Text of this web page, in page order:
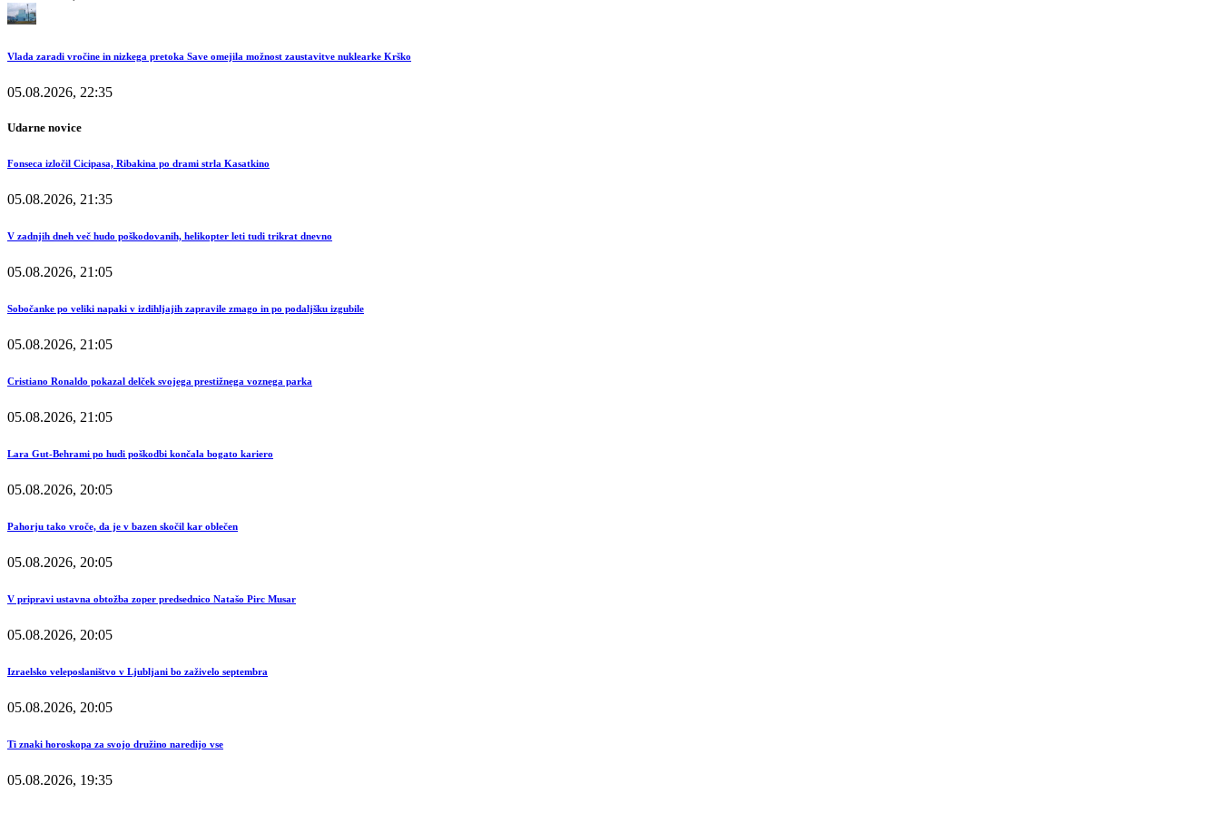
Vlada zaradi vročine in nizkega pretoka Save omejila možnost zaustavitve nuklearke Krško
05.08.2026, 22:35
Udarne novice
Fonseca izločil Cicipasa, Ribakina po drami strla Kasatkino
05.08.2026, 21:35
V zadnjih dneh več hudo poškodovanih, helikopter leti tudi trikrat dnevno
05.08.2026, 21:05
Sobočanke po veliki napaki v izdihljajih zapravile zmago in po podaljšku izgubile
05.08.2026, 21:05
Cristiano Ronaldo pokazal delček svojega prestižnega voznega parka
05.08.2026, 21:05
Lara Gut-Behrami po hudi poškodbi končala bogato kariero
05.08.2026, 20:05
Pahorju tako vroče, da je v bazen skočil kar oblečen
05.08.2026, 20:05
V pripravi ustavna obtožba zoper predsednico Natašo Pirc Musar
05.08.2026, 20:05
Izraelsko veleposlaništvo v Ljubljani bo zaživelo septembra
05.08.2026, 20:05
Ti znaki horoskopa za svojo družino naredijo vse
05.08.2026, 19:35